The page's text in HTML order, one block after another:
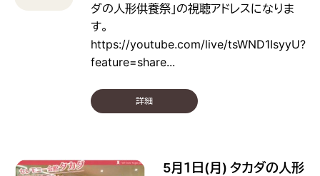
ダの人形供養祭」の視聴アドレスになりま
す。
https://youtube.com/live/tsWND1IsyyU?
feature=share...
詳細
5月１日(月) タカダの人形